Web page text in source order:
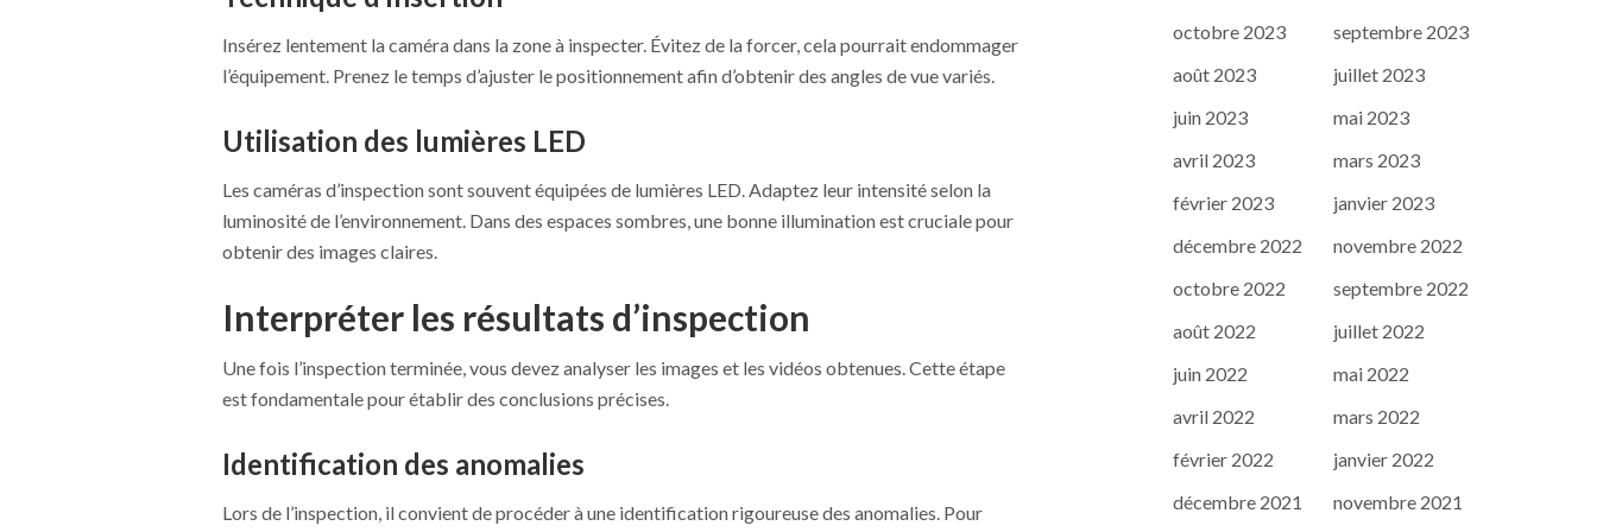
Insérez lentement la caméra dans la zone à inspecter. Évitez de la forcer, cela pourrait endommager
l’équipement. Prenez le temps d’ajuster le positionnement afin d’obtenir des angles de vue variés.
Utilisation des lumières LED
Les caméras d’inspection sont souvent équipées de lumières LED. Adaptez leur intensité selon la
luminosité de l’environnement. Dans des espaces sombres, une bonne illumination est cruciale pour
obtenir des images claires.
Interpréter les résultats d’inspection
Une fois l’inspection terminée, vous devez analyser les images et les vidéos obtenues. Cette étape
est fondamentale pour établir des conclusions précises.
Identification des anomalies
Lors de l’inspection, il convient de procéder à une identification rigoureuse des anomalies. Pour
octobre 2023
septembre 2023
août 2023
juillet 2023
juin 2023
mai 2023
avril 2023
mars 2023
février 2023
janvier 2023
décembre 2022
novembre 2022
octobre 2022
septembre 2022
août 2022
juillet 2022
juin 2022
mai 2022
avril 2022
mars 2022
février 2022
janvier 2022
décembre 2021
novembre 2021